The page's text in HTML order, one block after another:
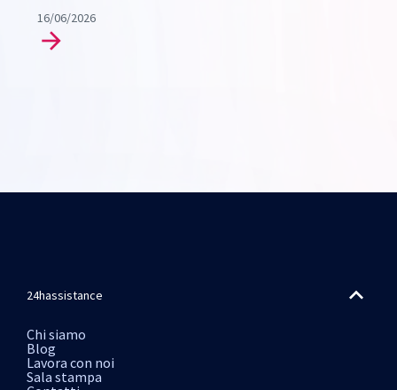
16/06/2026
24hassistance
Chi siamo
Blog
Lavora con noi
Sala stampa